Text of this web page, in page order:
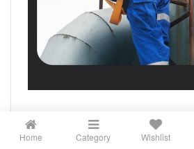
Home Category Wishlist